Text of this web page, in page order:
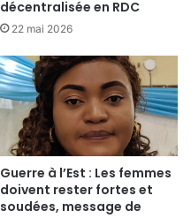
décentralisée en RDC
22 mai 2026
Guerre à l’Est : Les femmes
doivent rester fortes et
soudées, message de